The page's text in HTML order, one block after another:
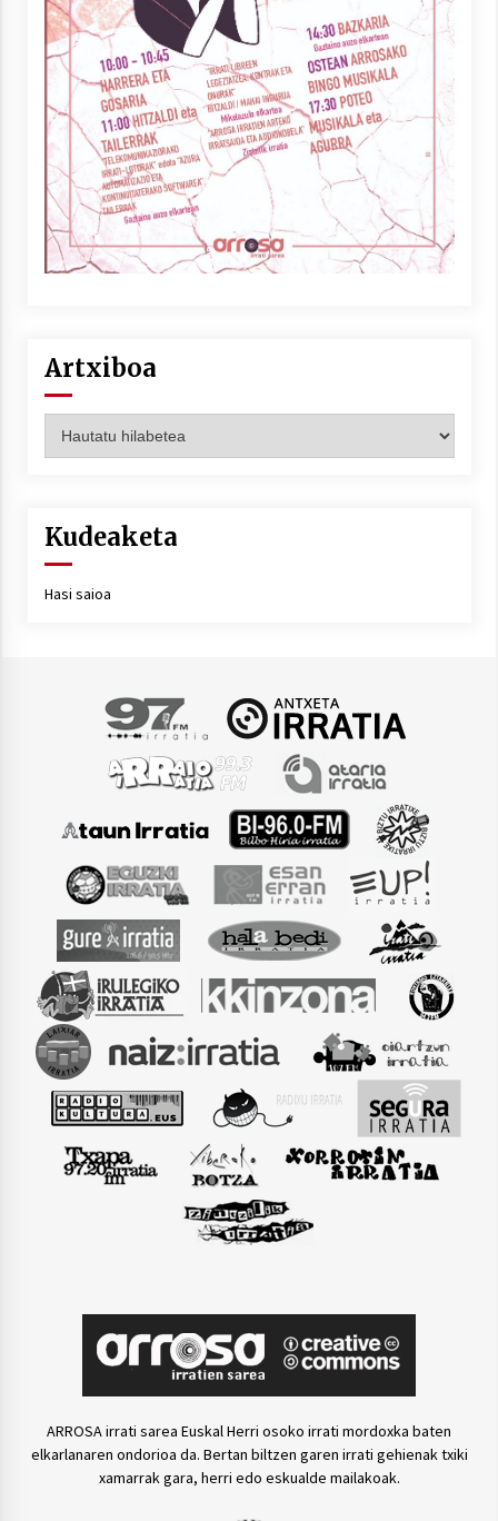
Artxiboa
Kudeaketa
Hasi saioa
ARROSA irrati sarea Euskal Herri osoko irrati mordoxka baten
elkarlanaren ondorioa da. Bertan biltzen garen irrati gehienak txiki
xamarrak gara, herri edo eskualde mailakoak.